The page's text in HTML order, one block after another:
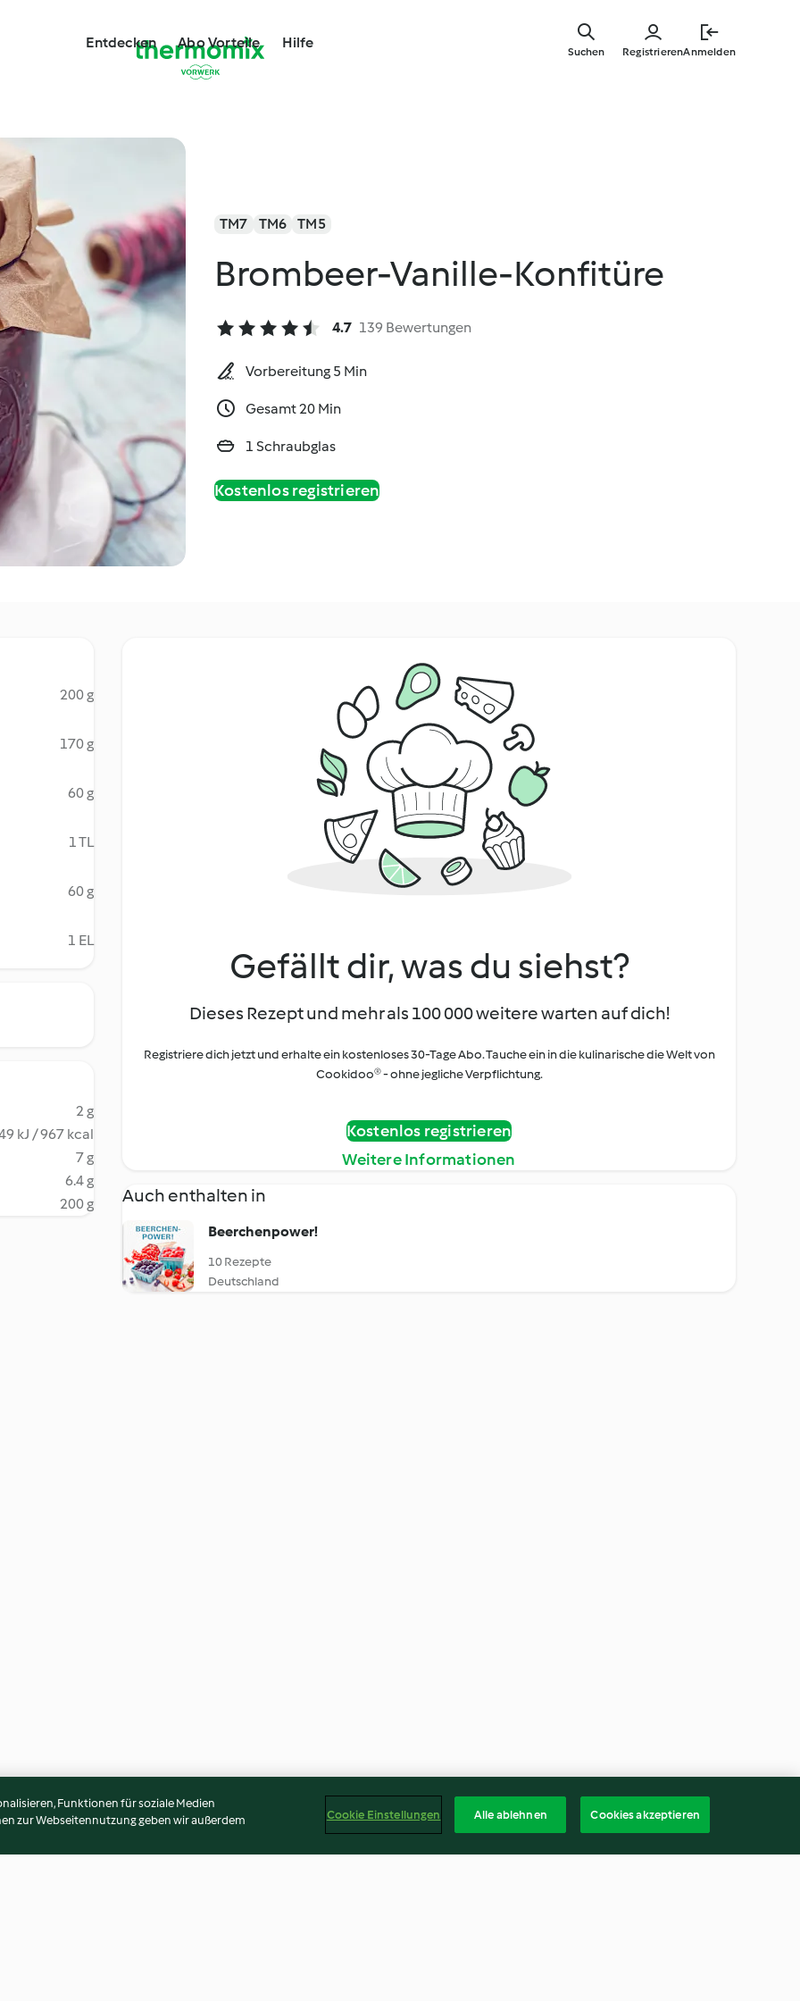
springen
Entdecken Abo Vorteile Hilfe
RegistrierenAnmelden
Suchen
TM7 TM6 TM5
Brombeer-Vanille-Konfitüre
4.7 139 Bewertungen
Vorbereitung 5 Min
Gesamt 20 Min
1 Schraubglas
Kostenlos registrieren
200 g
170 g
60 g
1 TL
60 g
1 EL
2 g
kJ / 967 kcal
7 g
6.4 g
200 g
Gefällt dir, was du siehst?
Dieses Rezept und mehr als 100 000 weitere warten auf dich!
Registriere dich jetzt und erhalte ein kostenloses 30-Tage Abo. Tauche ein in die kulinarische die Welt von
Cookidoo® - ohne jegliche Verpflichtung.
Kostenlos registrieren
Weitere Informationen
Auch enthalten in
Beerchenpower!
10 Rezepte
Deutschland
Funktionen für soziale Medien
zur Webseitennutzung geben wir außerdem
Cookie Einstellungen Alle ablehnen Cookies akzeptieren